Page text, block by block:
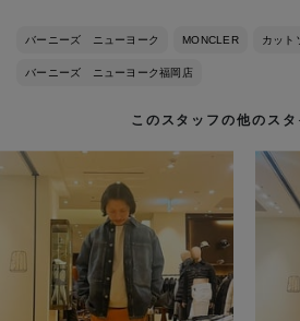
バーニーズ ニューヨーク MONCLER カット
バーニーズ ニューヨーク福岡店
このスタッフの他のスタ